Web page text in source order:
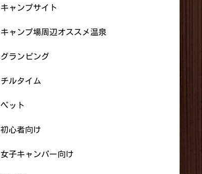
キャンプサイト
キャンプ場周辺オススメ温泉
グランピング
チルタイム
ペット
初心者向け
女子キャンパー向け